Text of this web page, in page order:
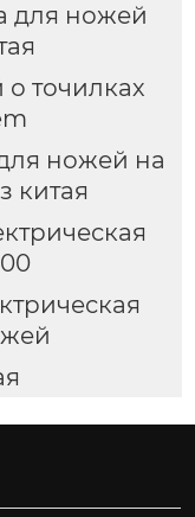
для ножей
точилках
ножей на
китая